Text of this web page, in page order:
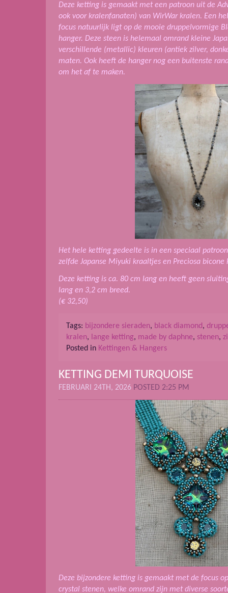
Deze ketting is gemaakt met een patroon uit de
ook voor kralenfanaten) van WirWar kralen. Een
focus natuurlijk ligt op de mooie druppelvormige
hanger. Deze steen is helemaal omrand kleine
verschillende (metallic) kleuren (antiek zilver,
maten. Ook heeft de hanger nog een buitenste
om het af te maken.
Het hele ketting gedeelte is in een speciaal
zelfde Japanse Miyuki kraaltjes en Preciosa
Deze ketting is ca. 80 cm lang en heeft geen
lang en 3,2 cm breed.
(€ 32,50)
Tags: bijzondere sieraden, black diamond,
kralen, lange ketting, made by daphne, stenen,
Posted in Kettingen & Hangers
KETTING DEMI TURQUOISE
FEBRUARI 24TH, 2026 POSTED 2:25 PM
Deze bijzondere ketting is gemaakt met de focus
crystal stenen, welke omrand zijn met diverse